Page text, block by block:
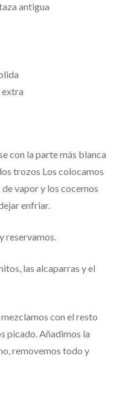
antigua
extra
con la parte más blanca
trozos Los colocamos
vapor y los cocemos
enfriar.
reservamos.
las alcaparras y el
con el resto
picado. Añadimos la
removemos todo y